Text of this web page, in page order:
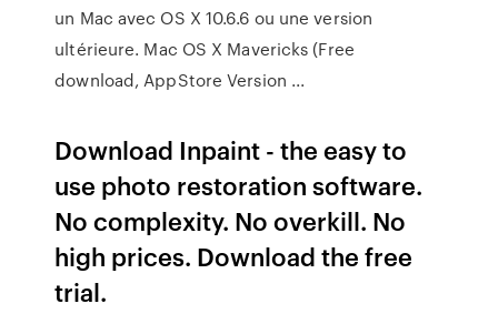
un Mac avec OS X 10.6.6 ou une version
ultérieure. Mac OS X Mavericks (Free
download, AppStore Version ...
Download Inpaint - the easy to
use photo restoration software.
No complexity. No overkill. No
high prices. Download the free
trial.